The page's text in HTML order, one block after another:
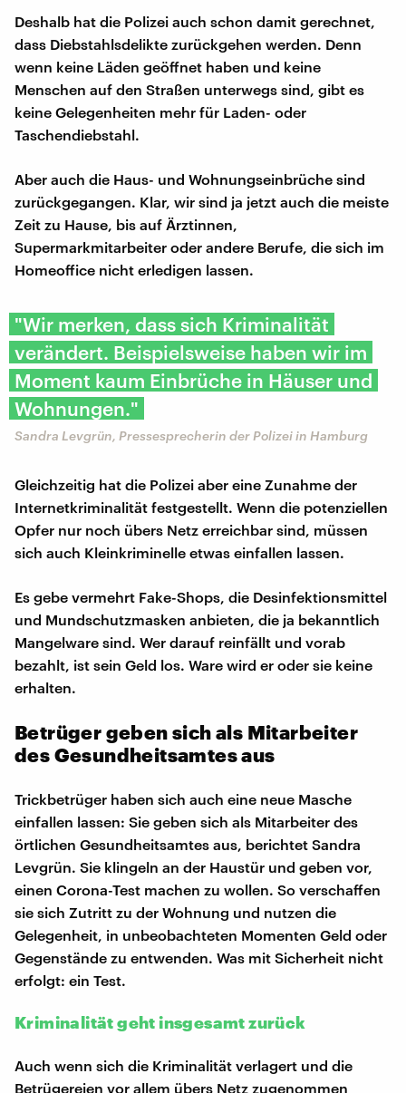
Deshalb hat die Polizei auch schon damit gerechnet,
dass Diebstahlsdelikte zurückgehen werden. Denn
wenn keine Läden geöffnet haben und keine
Menschen auf den Straßen unterwegs sind, gibt es
keine Gelegenheiten mehr für Laden- oder
Taschendiebstahl.
Aber auch die Haus- und Wohnungseinbrüche sind
zurückgegangen. Klar, wir sind ja jetzt auch die meiste
Zeit zu Hause, bis auf Ärztinnen,
Supermarkmitarbeiter oder andere Berufe, die sich im
Homeoffice nicht erledigen lassen.
"Wir merken, dass sich Kriminalität
verändert. Beispielsweise haben wir im
Moment kaum Einbrüche in Häuser und
Wohnungen."
Sandra Levgrün, Pressesprecherin der Polizei in Hamburg
Gleichzeitig hat die Polizei aber eine Zunahme der
Internetkriminalität festgestellt. Wenn die potenziellen
Opfer nur noch übers Netz erreichbar sind, müssen
sich auch Kleinkriminelle etwas einfallen lassen.
Es gebe vermehrt Fake-Shops, die Desinfektionsmittel
und Mundschutzmasken anbieten, die ja bekanntlich
Mangelware sind. Wer darauf reinfällt und vorab
bezahlt, ist sein Geld los. Ware wird er oder sie keine
erhalten.
Betrüger geben sich als Mitarbeiter
des Gesundheitsamtes aus
Trickbetrüger haben sich auch eine neue Masche
einfallen lassen: Sie geben sich als Mitarbeiter des
örtlichen Gesundheitsamtes aus, berichtet Sandra
Levgrün. Sie klingeln an der Haustür und geben vor,
einen Corona-Test machen zu wollen. So verschaffen
sie sich Zutritt zu der Wohnung und nutzen die
Gelegenheit, in unbeobachteten Momenten Geld oder
Gegenstände zu entwenden. Was mit Sicherheit nicht
erfolgt: ein Test.
Kriminalität geht insgesamt zurück
Auch wenn sich die Kriminalität verlagert und die
Betrügereien vor allem übers Netz zugenommen